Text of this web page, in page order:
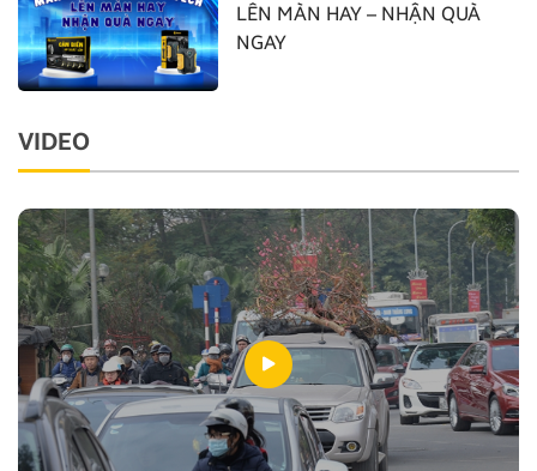
LÊN MÀN HAY – NHẬN QUÀ
NGAY
VIDEO